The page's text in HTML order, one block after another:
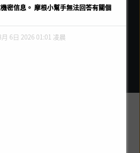
站及當中
此等條
戶或賬
任何其
hk/
基金的投資目標、風險因素、收費及開支詳
融市場趨勢的意見及陳述均僅供參考之
司刊發。本網站未經香港證券及期貨事務
密信息。 摩根小幫手無法回答有關個
6日 2026 01:01 凌晨